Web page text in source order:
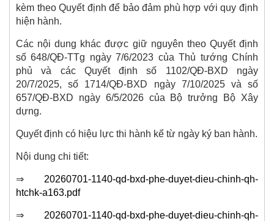
kèm theo Quyết định để bảo đảm phù hợp với quy định
hiện hành.
Các nội dung khác được giữ nguyên theo Quyết định
số 648/QĐ-TTg ngày 7/6/2023 của Thủ tướng Chính
phủ và các Quyết định số 1102/QĐ-BXD ngày
20/7/2025, số 1714/QĐ-BXD ngày 7/10/2025 và số
657/QĐ-BXD ngày 6/5/2026 của Bộ trưởng Bộ Xây
dựng.
Quyết định có hiệu lực thi hành kể từ ngày ký ban hành.
Nội dung chi tiết:
⇒ 20260701-1140-qd-bxd-phe-duyet-dieu-chinh-qh-
htchk-a163.pdf
⇒ 20260701-1140-qd-bxd-phe-duyet-dieu-chinh-qh-